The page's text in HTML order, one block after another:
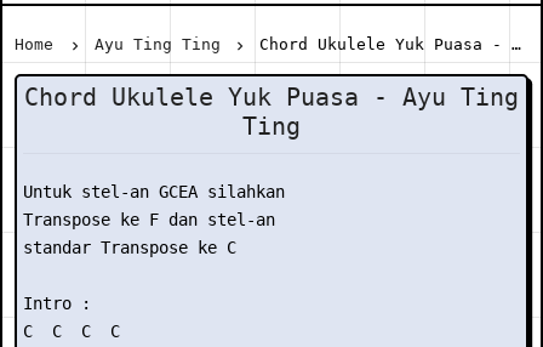
Home Ayu Ting Ting Chord Ukulele Yuk Puasa - Ayu Ting Ting
Chord Ukulele Yuk Puasa - Ayu Ting
Ting
Untuk stel-an GCEA silahkan
Transpose ke F dan stel-an
standar Transpose ke C
Intro :
C  C  C  C